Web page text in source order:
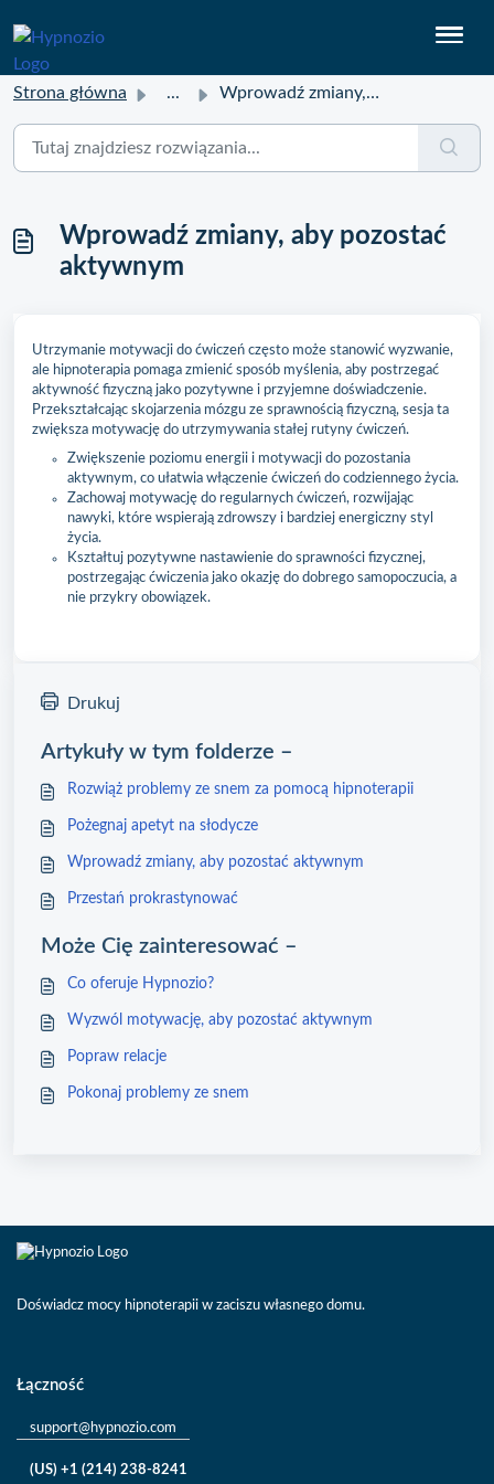
Strona główna ... Wprowadź zmiany, aby pozostać aktywnym
Wprowadź zmiany, aby pozostać
aktywnym
Utrzymanie motywacji do ćwiczeń często może stanowić wyzwanie,
ale hipnoterapia pomaga zmienić sposób myślenia, aby postrzegać
aktywność fizyczną jako pozytywne i przyjemne doświadczenie.
Przekształcając skojarzenia mózgu ze sprawnością fizyczną, sesja ta
zwiększa motywację do utrzymywania stałej rutyny ćwiczeń.
Zwiększenie poziomu energii i motywacji do pozostania
aktywnym, co ułatwia włączenie ćwiczeń do codziennego życia.
Zachowaj motywację do regularnych ćwiczeń, rozwijając
nawyki, które wspierają zdrowszy i bardziej energiczny styl
życia.
Kształtuj pozytywne nastawienie do sprawności fizycznej,
postrzegając ćwiczenia jako okazję do dobrego samopoczucia, a
nie przykry obowiązek.
Drukuj
Artykuły w tym folderze –
Rozwiąż problemy ze snem za pomocą hipnoterapii
Pożegnaj apetyt na słodycze
Wprowadź zmiany, aby pozostać aktywnym
Przestań prokrastynować
Może Cię zainteresować –
Co oferuje Hypnozio?
Wyzwól motywację, aby pozostać aktywnym
Popraw relacje
Pokonaj problemy ze snem
Doświadcz mocy hipnoterapii w zaciszu własnego domu.
Łączność
support@hypnozio.com
(US) +1 (214) 238-8241